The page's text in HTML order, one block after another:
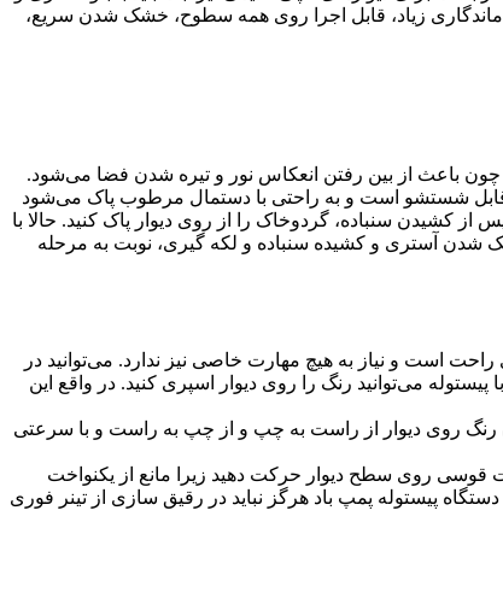
ماندگاری زیاد، قابل اجرا روی همه سطوح، خشک شدن سریع،
باعث از بین رفتن انعکاس نور و تیره شدن فضا می‌شود.
قابل شستشو است و به راحتی با دستمال مرطوب پاک می‌شود
کشیدن سنباده، گردوخاک را از روی دیوار پاک کنید. حالا با
به اولین لایه رنگ روغن روی دیوار آستری می‌گویند. با گذشت ۱۲ الی ۲۴ ساعت و پس از خشک شدن آستری و کشیده سنباده و لکه گیری، نوبت به مرحله
است و نیاز به هیچ مهارت خاصی نیز ندارد. می‌توانید در
می‌توانید رنگ را روی دیوار اسپری کنید. در واقع این
رنگ روی دیوار از راست به چپ و از چپ به راست و با سرعتی
قوسی روی سطح دیوار حرکت دهید زیرا مانع از یکنواخت
پیستوله پمپ باد هرگز نباید در رقیق سازی از تینر فوری